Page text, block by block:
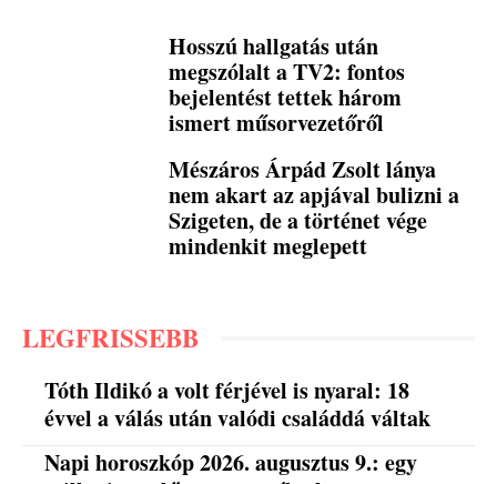
Hosszú hallgatás után
megszólalt a TV2: fontos
bejelentést tettek három
ismert műsorvezetőről
Mészáros Árpád Zsolt lánya
nem akart az apjával bulizni a
Szigeten, de a történet vége
mindenkit meglepett
LEGFRISSEBB
Tóth Ildikó a volt férjével is nyaral: 18
évvel a válás után valódi családdá váltak
Napi horoszkóp 2026. augusztus 9.: egy